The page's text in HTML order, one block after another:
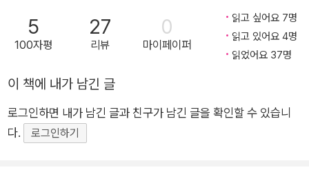
닐까? 덜컥 무서워져서 문에 귀를 대고 소리를 들어 봤다. 아무
소리도 들리지 않았다.” - <닫혀 있는 방> 중에서 즐거운 악몽을
물들은 대체로 우리네 일상에서 흔히 볼 수 있는 평범한 여성이
다. 하지만 이들의 현실과 뒤엉켜 펼쳐지는 악몽은 예측을 훌쩍
뛰어넘는다. 그리고 독자들은 그 생경하고 기이한 장면을 마주한
순간, 내면에서 고개를 드는 짜릿한 감정이 낯설지 않음에 한 번
5
100자평
27
리뷰
0
마이페이퍼
읽고 싶어요 7명
읽고 있어요 4명
읽었어요 37명
이 책에 내가 남긴 글
로그인하면 내가 남긴 글과 친구가 남긴 글을 확인할 수 있습니
다.
로그인하기